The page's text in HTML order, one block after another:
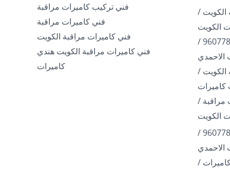
الكويت /
فني تركيب كاميرات / 96077807 /
الاحمدي
الكويت /
مراقبة /
فني تركيب كاميرات / 96077807 /
الاحمدي
/
فني تركيب كاميرات مراقبة
فني كاميرات مراقبة
فني كاميرات مراقبة الكويت
فني كاميرات مراقبة الكويت هندي
كاميرات